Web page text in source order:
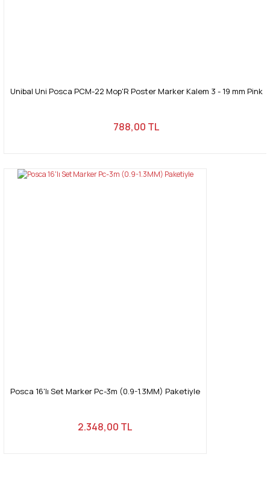
Unibal Uni Posca PCM-22 Mop'R Poster Marker Kalem 3 - 19 mm Pink
788,00 TL
Posca 16'lı Set Marker Pc-3m (0.9-1.3MM) Paketiyle
2.348,00 TL